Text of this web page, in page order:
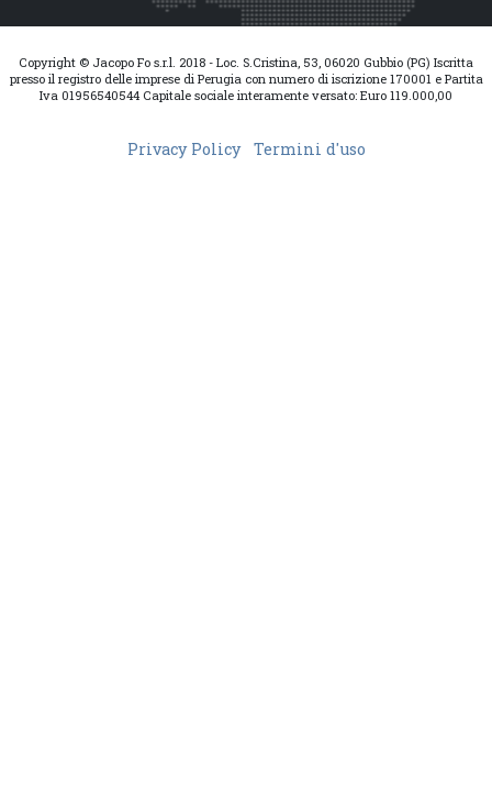
Copyright © Jacopo Fo s.r.l. 2018 - Loc. S.Cristina, 53, 06020 Gubbio (PG) Iscritta
presso il registro delle imprese di Perugia con numero di iscrizione 170001 e Partita
Iva 01956540544 Capitale sociale interamente versato: Euro 119.000,00
Privacy Policy Termini d'uso